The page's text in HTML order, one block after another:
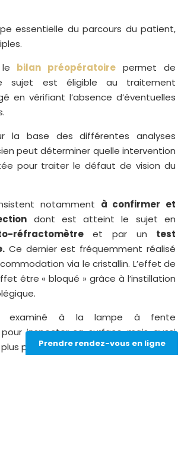
essentielle du parcours du patient,
bilan préopératoire permet de
sujet est éligible au traitement
en vérifiant l’absence d’éventuelles
la base des différentes analyses
peut déterminer quelle intervention
pour traiter le défaut de vision du
notamment à confirmer et
dont est atteint le sujet en
réfractomètreet par un test
Ce dernier est fréquemment réalisé
via le cristallin. L’effet de
être « bloqué » grâce à l’instillation
examiné à la lampe à fente
inspecter sa surface mais aussi
profondes.
Prendre rendez-vous en ligne